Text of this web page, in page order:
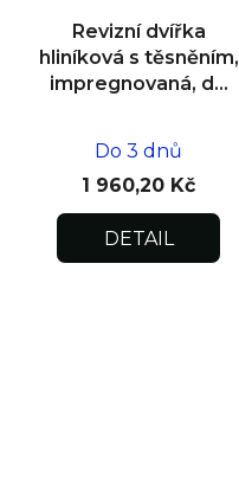
Revizní dvířka
hliníková s těsněním,
impregnovaná, do
Do 3 dnů
1 960,20 Kč
DETAIL